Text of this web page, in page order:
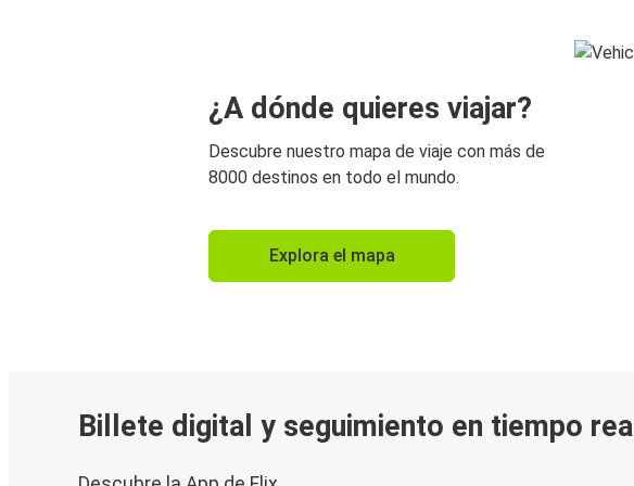
¿A dónde quieres viajar?
Descubre nuestro mapa de viaje con más de
8000 destinos en todo el mundo.
Explora el mapa
Billete digital y seguimiento en tiempo real